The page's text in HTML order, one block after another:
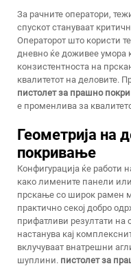
За рачните оператори,
спускот стануваат
Операторот што користи
дневно ќе доживее умора
конзистентноста на
квалитетот на деловите.
пистолет за прашно
е променлива за
Геометрија на
покривање
Конфигурација ќе работи
како лимените панели
прскање со широк рамен
практично секој добро
прифатливи резултати на
настанува кај
вклучуваат внатрешни
шуплини. пистолет за